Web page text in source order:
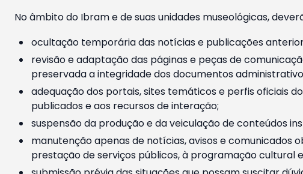
No âmbito do Ibram e de suas unidades museológicas,
ocultação temporária das notícias e publicações
revisão e adaptação das páginas e peças de
preservada a integridade dos documentos
adequação dos portais, sites temáticos e perfis oficiais
publicados e aos recursos de interação;
suspensão da produção e da veiculação de conteúdos
manutenção apenas de notícias, avisos e comunicados
prestação de serviços públicos, à programação cultural